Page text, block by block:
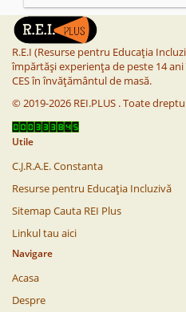
R.E.I (Resurse pentru Educația
împărtăși experiența de peste 14
CES în învățământul de masă.
©2019-2026 REI.PLUS .Toate
Utile
C.J.R.A.E. Constanta
Resurse pentru Educația Incluzivă
Sitemap Cauta REI Plus
Linkul tau aici
Navigare
Acasa
Despre